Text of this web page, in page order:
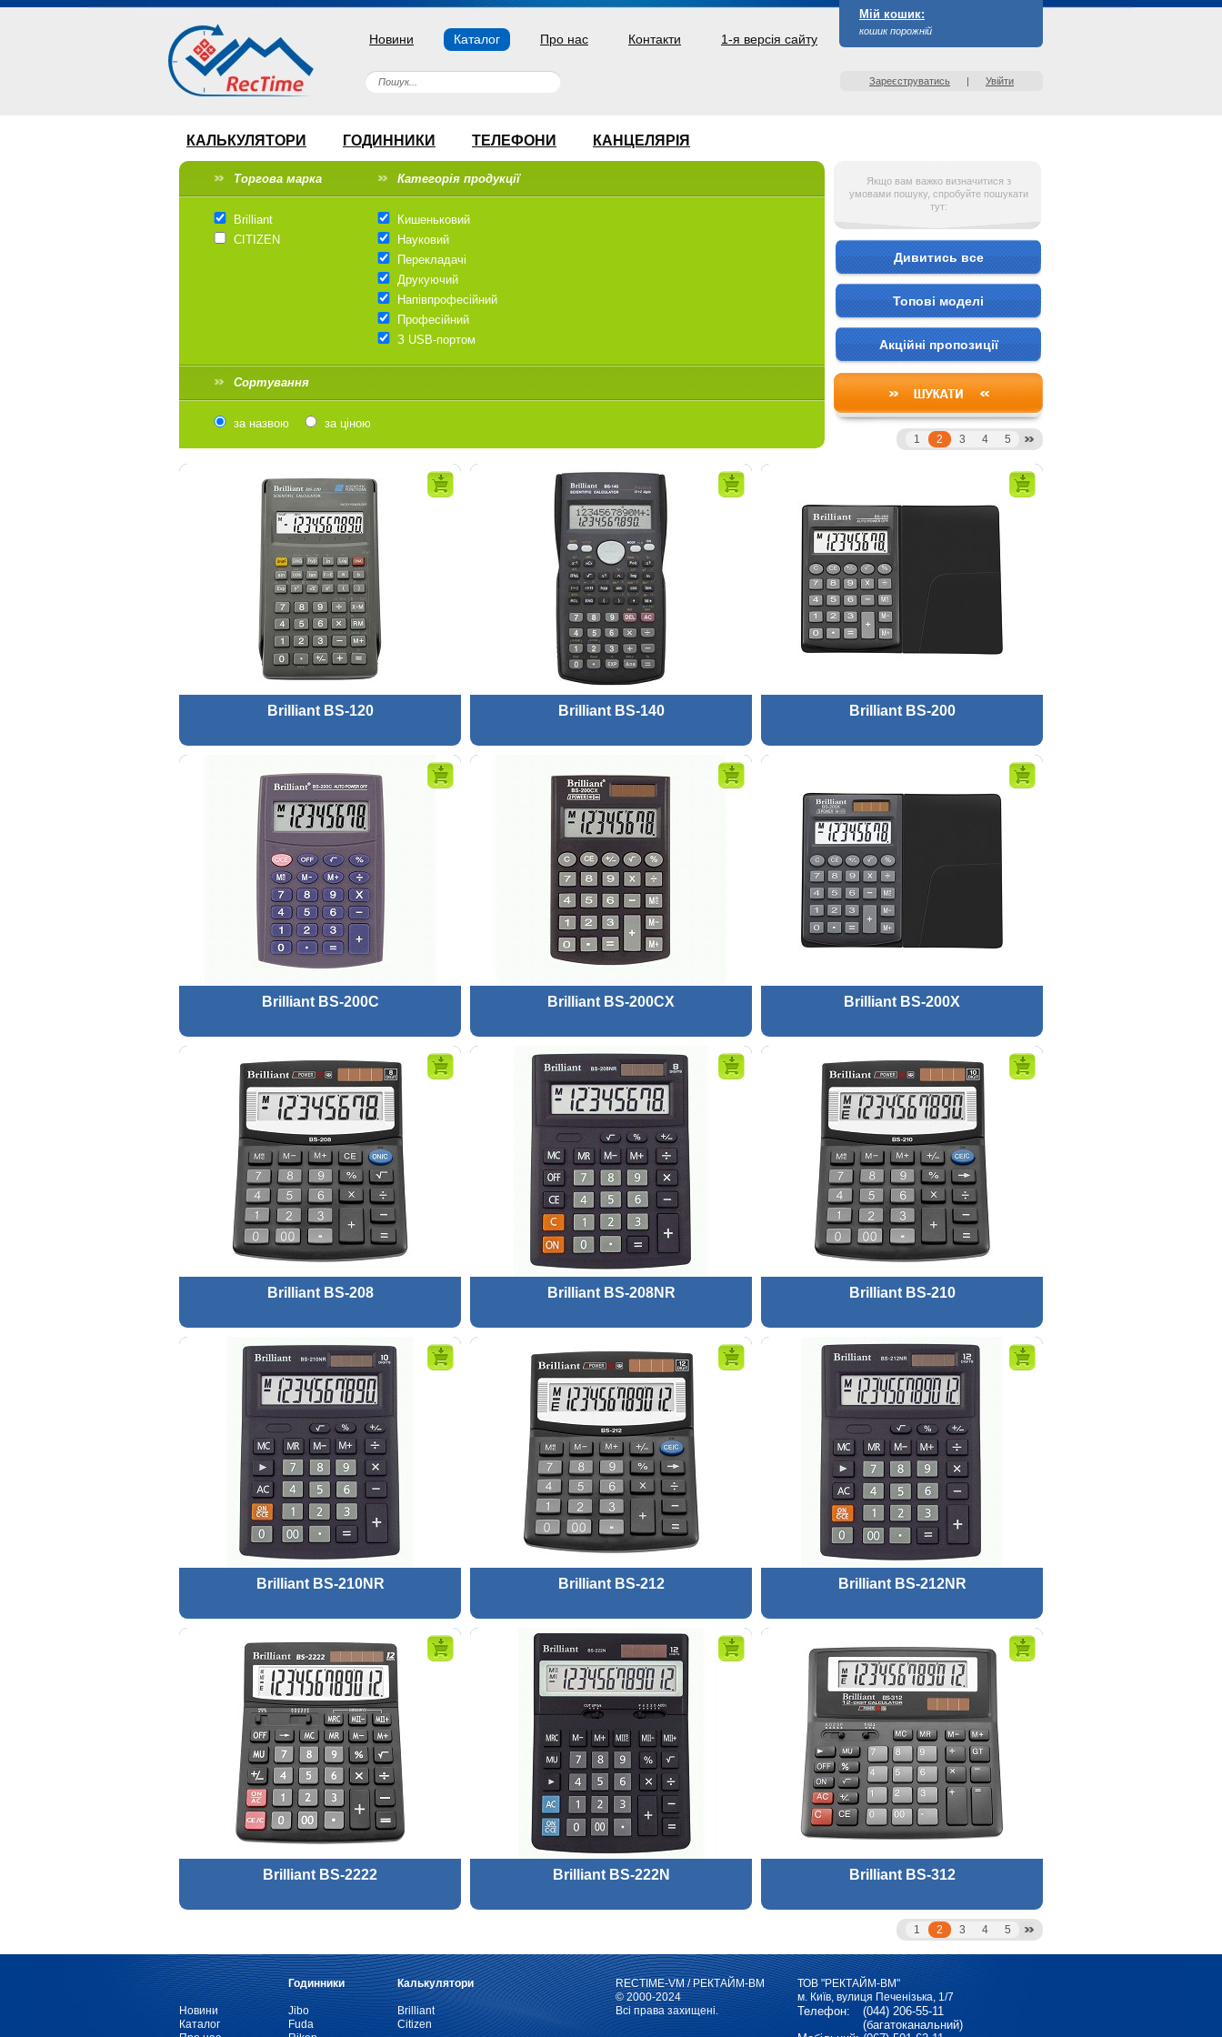
Новини Каталог Про нас Контакти 1-я версія сайту
Мій кошик:
кошик порожній
Зареєструватись | Увійти
КАЛЬКУЛЯТОРИ ГОДИННИКИ ТЕЛЕФОНИ КАНЦЕЛЯРІЯ
Торгова марка Категорія продукції
Brilliant
CITIZEN
Кишеньковий
Науковий
Перекладачі
Друкуючий
Напівпрофесійний
Професійний
З USB-портом
Сортування
за назвою за ціною
Якщо вам важко визначитися з
умовами пошуку, спробуйте пошукати
тут:
Дивитись все
Топові моделі
Акційні пропозиції
1 2 3 4 5
Brilliant BS-120 Brilliant BS-140 Brilliant BS-200
Brilliant BS-200C Brilliant BS-200CX Brilliant BS-200X
Brilliant BS-208 Brilliant BS-208NR Brilliant BS-210
Brilliant BS-210NR Brilliant BS-212 Brilliant BS-212NR
Brilliant BS-2222 Brilliant BS-222N Brilliant BS-312
1 2 3 4 5
Новини
Каталог
Годинники
Jibo
Fuda
Калькулятори
Brilliant
Citizen
RECTIME-VM / РЕКТАЙМ-ВМ
© 2000-2024
Всі права захищені.
ТОВ "РЕКТАЙМ-ВМ"
м. Київ, вулиця Печенізька, 1/7
Телефон:
(044) 206-55-11
(багатоканальний)